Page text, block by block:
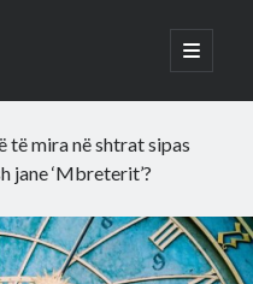
open
primary
të mira në shtrat sipas
jane ‘Mbreterit’?